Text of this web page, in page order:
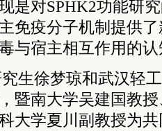
是对SPHK2功能研
免疫分子机制提供
与宿主相互作用的
生徐梦琼和武汉轻
暨南大学吴建国教
大学夏川副教授为